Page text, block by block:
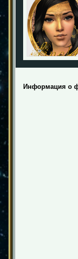
Информация о